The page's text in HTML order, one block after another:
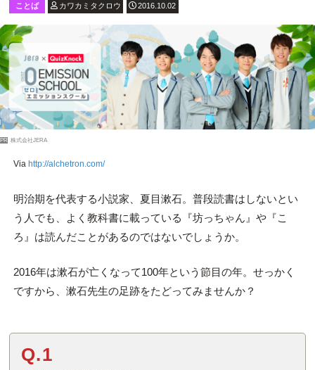
ことば カワカミタクロウ 2016.10.02
PR 株式会社JERA
Via http://alchetron.com/
明治期を代表する小説家、夏目漱石。普段読書はしないとい
う人でも、よく教科書に載っている『坊っちゃん』や『こゝ
ろ』は読んだことがあるのではないでしょうか。
2016年は漱石が亡くなって100年という節目の年。せっかく
ですから、漱石先生の足跡をたどってみませんか？
Q.1